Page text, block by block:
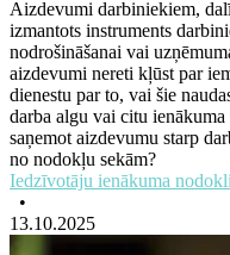
Aizdevumi darbiniekiem,
izmantots instruments
nodrošināšanai vai
aizdevumi nereti kļūst par
dienestu par to, vai šie
darba algu vai citu
saņemot aizdevumu starp
no nodokļu sekām?
Iedzīvotāju ienākuma
•
13.10.2025